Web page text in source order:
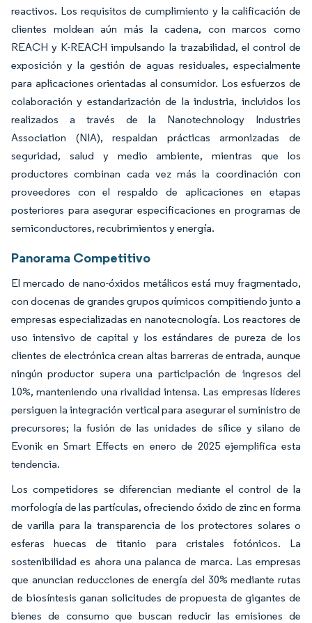
reactivos. Los requisitos de cumplimiento y la calificación de
clientes moldean aún más la cadena, con marcos como
REACH y K-REACH impulsando la trazabilidad, el control de
exposición y la gestión de aguas residuales, especialmente
para aplicaciones orientadas al consumidor. Los esfuerzos de
colaboración y estandarización de la industria, incluidos los
realizados a través de la Nanotechnology Industries
Association (NIA), respaldan prácticas armonizadas de
seguridad, salud y medio ambiente, mientras que los
productores combinan cada vez más la coordinación con
proveedores con el respaldo de aplicaciones en etapas
posteriores para asegurar especificaciones en programas de
semiconductores, recubrimientos y energía.
Panorama Competitivo
El mercado de nano-óxidos metálicos está muy fragmentado,
con docenas de grandes grupos químicos compitiendo junto a
empresas especializadas en nanotecnología. Los reactores de
uso intensivo de capital y los estándares de pureza de los
clientes de electrónica crean altas barreras de entrada, aunque
ningún productor supera una participación de ingresos del
10%, manteniendo una rivalidad intensa. Las empresas líderes
persiguen la integración vertical para asegurar el suministro de
precursores; la fusión de las unidades de sílice y silano de
Evonik en Smart Effects en enero de 2025 ejemplifica esta
tendencia.
Los competidores se diferencian mediante el control de la
morfología de las partículas, ofreciendo óxido de zinc en forma
de varilla para la transparencia de los protectores solares o
esferas huecas de titanio para cristales fotónicos. La
sostenibilidad es ahora una palanca de marca. Las empresas
que anuncian reducciones de energía del 30% mediante rutas
de biosíntesis ganan solicitudes de propuesta de gigantes de
bienes de consumo que buscan reducir las emisiones de